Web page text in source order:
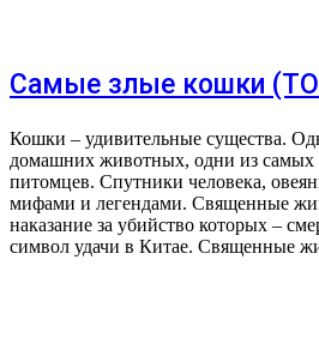
Самые злые кошки
Кошки – удивительные существа.
домашних животных, одни из
питомцев. Спутники человека,
мифами и легендами. Священные
наказание за убийство которых –
символ удачи в Китае. Священные